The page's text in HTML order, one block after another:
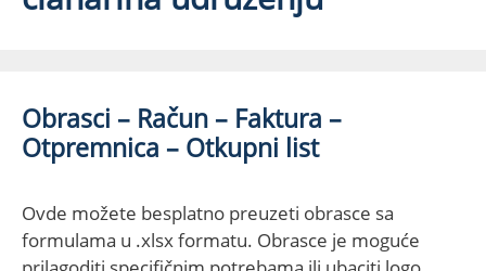
Obrasci – Račun – Faktura –
Otpremnica – Otkupni list
Ovde možete besplatno preuzeti obrasce sa
formulama u .xlsx formatu. Obrasce je moguće